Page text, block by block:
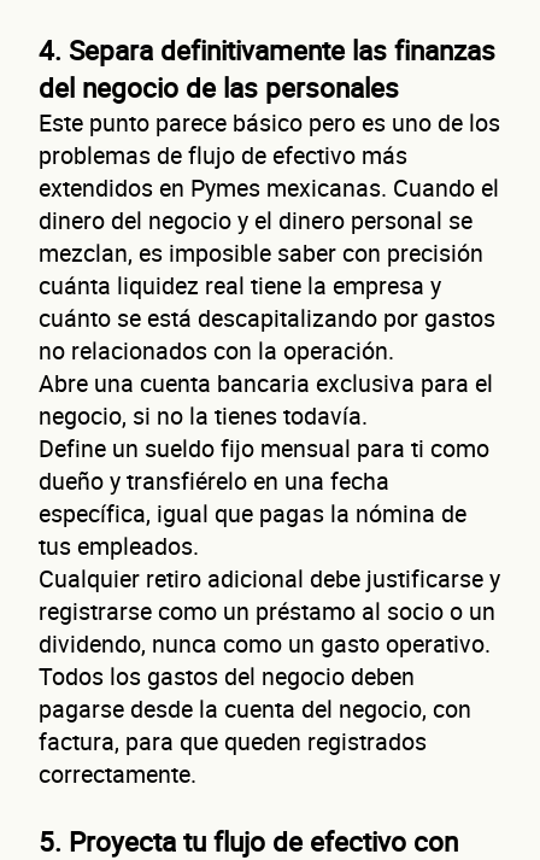
4. Separa definitivamente las finanzas
del negocio de las personales
Este punto parece básico pero es uno de los
problemas de flujo de efectivo más
extendidos en Pymes mexicanas. Cuando el
dinero del negocio y el dinero personal se
mezclan, es imposible saber con precisión
cuánta liquidez real tiene la empresa y
cuánto se está descapitalizando por gastos
no relacionados con la operación.
Abre una cuenta bancaria exclusiva para el
negocio, si no la tienes todavía.
Define un sueldo fijo mensual para ti como
dueño y transfiérelo en una fecha
específica, igual que pagas la nómina de
tus empleados.
Cualquier retiro adicional debe justificarse y
registrarse como un préstamo al socio o un
dividendo, nunca como un gasto operativo.
Todos los gastos del negocio deben
pagarse desde la cuenta del negocio, con
factura, para que queden registrados
correctamente.
5. Proyecta tu flujo de efectivo con
Autorización inmediata 100% autoservicio
Solicita aquí tulínea de liquidez
Esta es una conversación de 2 minutos, no un trámite